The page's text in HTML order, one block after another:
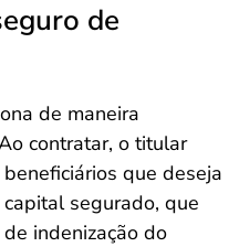
de
de maneira
contratar, o titular
que deseja
segurado, que
indenização do